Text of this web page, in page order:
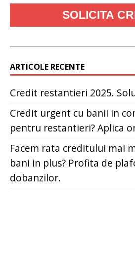
ARTICOLE RECENTE
Credit restantieri 2025.
Credit urgent cu banii in
pentru restantieri? Aplica
Facem rata creditului mai
bani in plus? Profita de
dobanzilor.